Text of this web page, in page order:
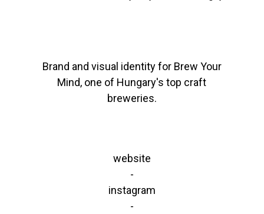
Brand and visual identity for Brew Your
Mind, one of Hungary's top craft
breweries.
website
-
instagram
-